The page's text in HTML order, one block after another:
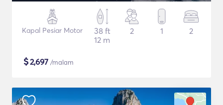
Kapal Pesiar Motor
38 ft
12 m
2 1 2
$2,697 /malam